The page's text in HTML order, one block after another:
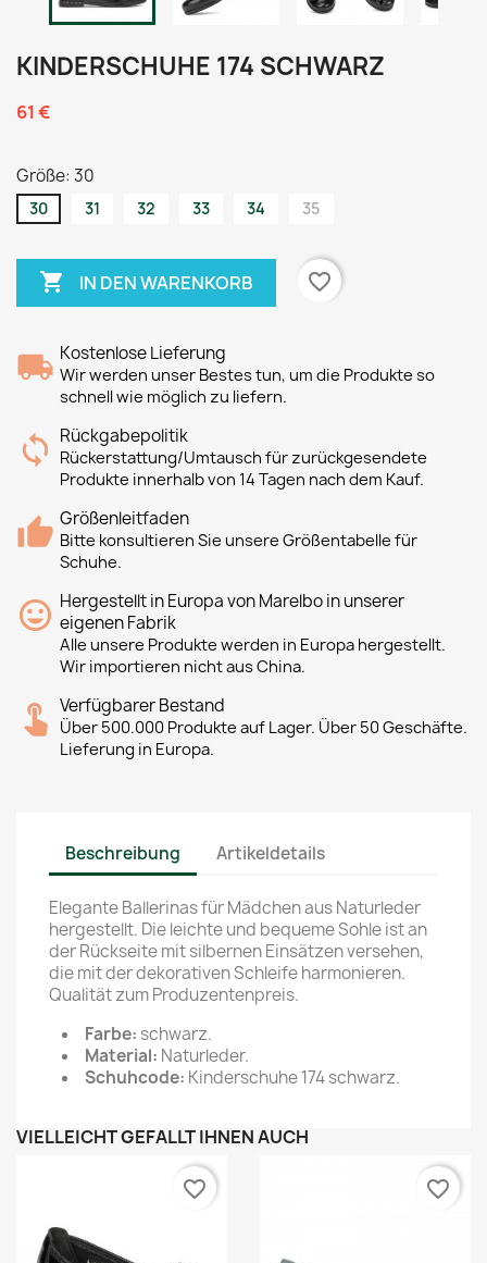
KINDERSCHUHE 174 SCHWARZ
61 €
Größe: 30
30 31 32 33 34 35
 IN DEN WARENKORB favorite_border
Kostenlose Lieferung
Wir werden unser Bestes tun, um die Produkte so
schnell wie möglich zu liefern.
Rückgabepolitik
Rückerstattung/Umtausch für zurückgesendete
Produkte innerhalb von 14 Tagen nach dem Kauf.
Größenleitfaden
Bitte konsultieren Sie unsere Größentabelle für
Schuhe.
Hergestellt in Europa von Marelbo in unserer
eigenen Fabrik
Alle unsere Produkte werden in Europa hergestellt.
Wir importieren nicht aus China.
Verfügbarer Bestand
Über 500.000 Produkte auf Lager. Über 50 Geschäfte.
Lieferung in Europa.
Beschreibung Artikeldetails
Elegante Ballerinas für Mädchen aus Naturleder
hergestellt. Die leichte und bequeme Sohle ist an
der Rückseite mit silbernen Einsätzen versehen,
die mit der dekorativen Schleife harmonieren.
Qualität zum Produzentenpreis.
Farbe: schwarz.
Material: Naturleder.
Schuhcode: Kinderschuhe 174 schwarz.
VIELLEICHT GEFÄLLT IHNEN AUCH
favorite_border favorite_border